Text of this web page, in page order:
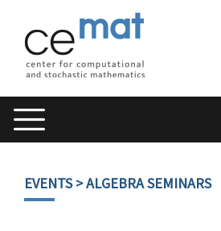
EVENTS> ALGEBRA SEMINARS